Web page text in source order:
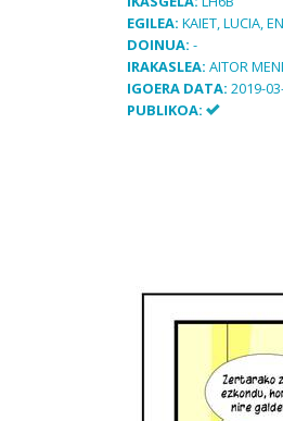
EGILEA: KAIET, LUCIA,
DOINUA: -
IRAKASLEA: AITOR
IGOERA DATA: 2019-
PUBLIKOA: